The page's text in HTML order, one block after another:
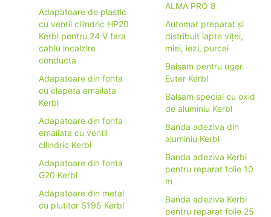
Adapatoare de plastic
cu ventil cilindric HP20
Kerbl pentru 24 V fara
cablu incalzire
conducta
Adapatoare din fonta
cu clapeta emailata
Kerbl
Adapatoare din fonta
emailata cu ventil
cilindric Kerbl
Adapatoare din fonta
G20 Kerbl
Adapatoare din metal
cu plutitor S195 Kerbl
ALMA PRO 8
Automat preparat și
distribuit lapte viței,
miei, iezi, purcei
Balsam pentru uger
Euter Kerbl
Balsam special cu oxid
de aluminiu Kerbl
Banda adeziva din
aluminiu Kerbl
Banda adeziva Kerbl
pentru reparat folie 10
m
Banda adeziva Kerbl
pentru reparat folie 25